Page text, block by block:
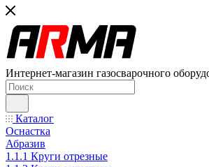
Интернет-магазин газосварочного
Каталог
Оснастка
Абразив
1.1.1 Круги отрезные